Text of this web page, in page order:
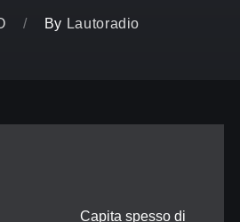
By Lautoradio
Capita spesso di